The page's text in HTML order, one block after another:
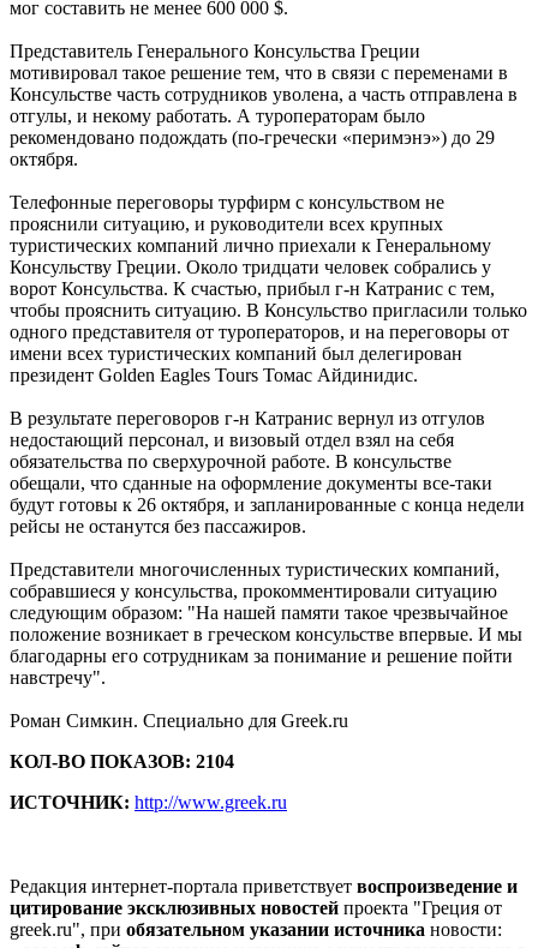
мог составить не менее 600 000 $.
Представитель Генерального Консульства Греции
мотивировал такое решение тем, что в связи с переменами в
Консульстве часть сотрудников уволена, а часть отправлена в
отгулы, и некому работать. А туроператорам было
рекомендовано подождать (по-гречески «перимэнэ») до 29
октября.
Телефонные переговоры турфирм с консульством не
прояснили ситуацию, и руководители всех крупных
туристических компаний лично приехали к Генеральному
Консульству Греции. Около тридцати человек собрались у
ворот Консульства. К счастью, прибыл г-н Катранис с тем,
чтобы прояснить ситуацию. В Консульство пригласили только
одного представителя от туроператоров, и на переговоры от
имени всех туристических компаний был делегирован
президент Gоlden Eagles Tours Томас Айдинидис.
В результате переговоров г-н Катранис вернул из отгулов
недостающий персонал, и визовый отдел взял на себя
обязательства по сверхурочной работе. В консульстве
обещали, что сданные на оформление документы все-таки
будут готовы к 26 октября, и запланированные с конца недели
рейсы не останутся без пассажиров.
Представители многочисленных туристических компаний,
собравшиеся у консульства, прокомментировали ситуацию
следующим образом: "На нашей памяти такое чрезвычайное
положение возникает в греческом консульстве впервые. И мы
благодарны его сотрудникам за понимание и решение пойти
навстречу".
Роман Симкин. Специально для Greek.ru
КОЛ-ВО ПОКАЗОВ: 2104
ИСТОЧНИК: http://www.greek.ru
Редакция интернет-портала приветствует воспроизведение и
цитирование эксклюзивных новостей проекта "Греция от
greek.ru", при обязательном указании источника новости: